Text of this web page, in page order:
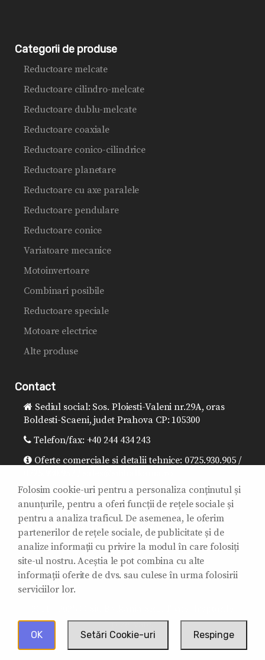
Categorii de produse
Reductoare melcate
Reductoare cilindro-melcate
Reductoare dublu-melcate
Reductoare coaxiale
Reductoare conico-cilindrice
Reductoare planetare
Reductoare cu axe paralele
Reductoare pendulare
Reductoare conice
Variatoare mecanice
Motoinvertoare
Combinari posibile
Reductoare speciale
Motoare electrice
Alte produse
Contact
Sediul social: Sos. Ploiesti-Valeni nr.29A, oras
Boldesti-Scaeni, judet Prahova CP: 105300
Telefon/fax: +40 244 434 243
Oferte comerciale si detalii tehnice: 0725.930.905 /
Director general: 0725.930.906 /
office@sitibalkania.ro
Mentenanta/ Reparatii/Garantii: 0725.930.907 /
0725.930.908 / mentenanta@sitibalkania.ro
rezervate.
Folosim cookie-uri pentru a personaliza conținutul și
anunțurile, pentru a oferi funcții de rețele sociale și
pentru a analiza traficul. De asemenea, le oferim
partenerilor de rețele sociale, de publicitate și de
analize informații cu privire la modul în care folosiți
site-ul nostru. Aceștia le pot combina cu alte
informații oferite de dvs. sau culese în urma folosirii
serviciilor lor.
OK Setări Cookie-uri Respinge